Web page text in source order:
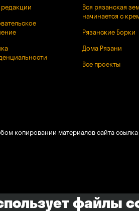
редакции
Вся рязанская
начинается с
Рязанские Борки
Дома Рязани
Все проекты
копировании материалов сайта ссылка
файлы